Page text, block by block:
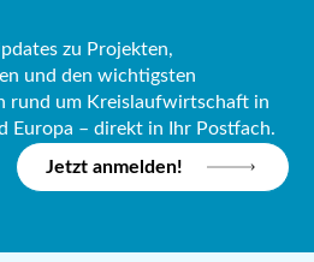
zu Projekten,
und den wichtigsten
rund um Kreislaufwirtschaft in
Europa – direkt in Ihr Postfach.
Jetzt anmelden!